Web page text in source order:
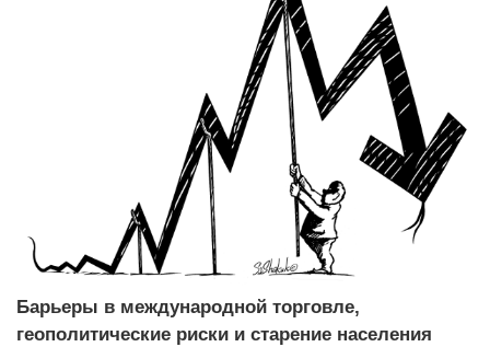
Барьеры в международной торговле,
геополитические риски и старение населения